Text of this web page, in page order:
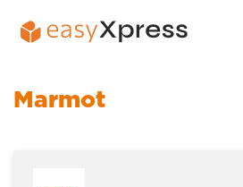
Marmot